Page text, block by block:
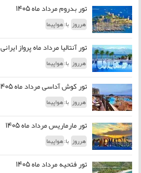
تور بدروم مرداد ماه 1405
هرروز با:هواپیما
تور آنتالیا مرداد ماه پرواز ایرانی
هرروز با:هواپیما
تور کوش آداسی مرداد ماه 1405
هرروز با:هواپیما
تور مارماریس مرداد ماه 1405
هرروز با:هواپیما
تور فتحیه مرداد ماه 1405